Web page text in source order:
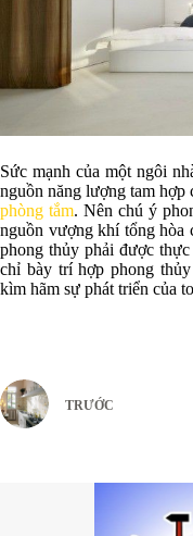
Sức mạnh của một ngôi
nguồn năng lượng tam hợp
phòng tắm. Nên chú ý
nguồn vượng khí tổng hòa
phong thủy phải được
chỉ bày trí hợp phong
kìm hãm sự phát triển của
TRƯỚC